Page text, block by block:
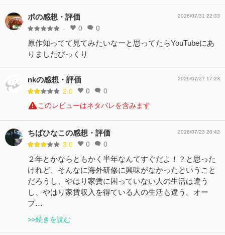
ポの感想・評価
- 0 0
2026/07/31 22:33
原作知ってて見てみたいなーと思ってたらYouTubeにあ
りましたびっくり
nkの感想・評価
2.0 0 0
2026/07/27 17:23
このレビューはネタバレを含みます
ちばひなこの感想・評価
3.0 0 0
2026/07/23 20:42
２年とかならともかく半年なんてすぐだよ！？と思った
けれど、そんなに海外研修に興味がなかったということ
だろうし、やはり家賃に困っていない人の生活は違う
し、やはり家賃収入を得ている人の生活も違う。オー
プ…
>>続きを読む